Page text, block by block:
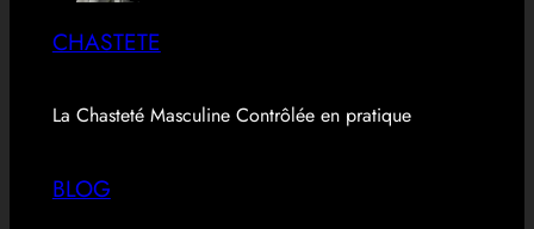
CHASTETE
La Chasteté Masculine Contrôlée en pratique
BLOG